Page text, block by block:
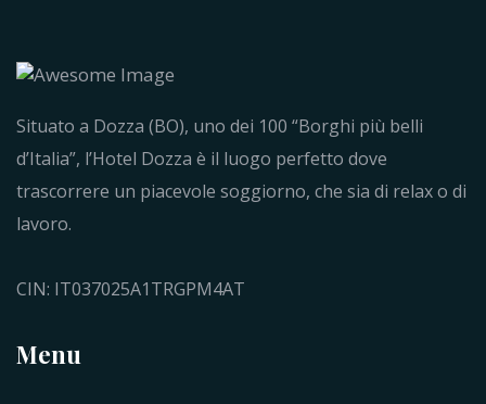
Situato a Dozza (BO), uno dei 100 “Borghi più belli
d’Italia”, l’Hotel Dozza è il luogo perfetto dove
trascorrere un piacevole soggiorno, che sia di relax o di
lavoro.
CIN: IT037025A1TRGPM4AT
Menu